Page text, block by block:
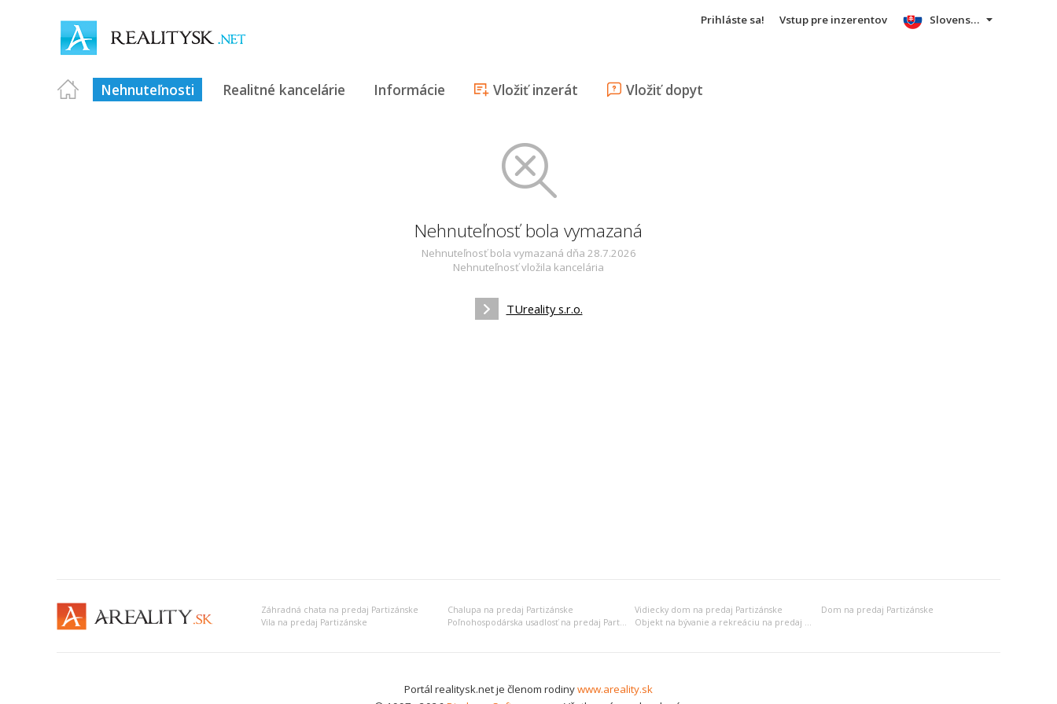
Prihláste sa! Vstup pre inzerentov
Nehnuteľnosti Realitné kancelárie Informácie Vložiť inzerát Vložiť dopyt
Slovensky
Nehnuteľnosť bola vymazaná
Nehnuteľnosť bola vymazaná dňa 28.7.2026
Nehnuteľnosť vložila kancelária
TUreality s.r.o.
Záhradná chata na predaj Partizánske Chalupa na predaj Partizánske Vidiecky dom na predaj Partizánske
Dom na predaj Partizánske
Vila na predaj Partizánske
Poľnohospodárska usadlosť na predaj Partizánske Objekt na bývanie a rekreáciu na predaj Partizánske
Portál realitysk.net je členom rodinywww.areality.sk